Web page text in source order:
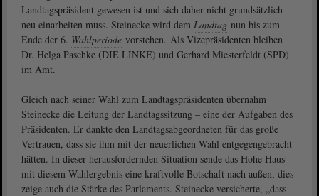
Landtagspräsident gewesen ist und sich daher nicht grundsätzlich
neu einarbeiten muss. Steinecke wird dem Landtag nun bis zum
Ende der 6. Wahlperiode vorstehen. Als Vizepräsidenten bleiben
Dr. Helga Paschke (DIE LINKE) und Gerhard Miesterfeldt (SPD)
im Amt.
Gleich nach seiner Wahl zum Landtagspräsidenten übernahm
Steinecke die Leitung der Landtagssitzung – eine der Aufgaben des
Präsidenten. Er dankte den Landtagsabgeordneten für das große
Vertrauen, dass sie ihm mit der neuerlichen Wahl entgegengebracht
hätten. In dieser herausfordernden Situation sende das Hohe Haus
mit diesem Wahlergebnis eine kraftvolle Botschaft nach außen, dies
zeige auch die Stärke des Parlaments. Steinecke versicherte, „dass